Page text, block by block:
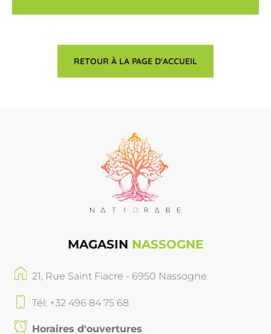
RETOUR À LA PAGE D'ACCUEIL
MAGASIN NASSOGNE
21, Rue Saint Fiacre - 6950 Nassogne
Tél: +32 496 84 75 68
Horaires d'ouvertures